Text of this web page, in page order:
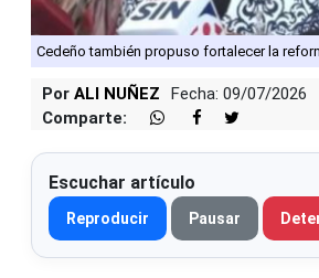
Cedeño también propuso fortalecer la
Por ALI NUÑEZ
Fecha: 09/07/2026
Comparte:
Escuchar artículo
Reproducir Pausar